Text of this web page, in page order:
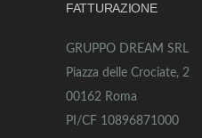
FATTURAZIONE
GRUPPO DREAM SRL
Piazza delle Crociate, 2
00162 Roma
PI/CF 10896871000